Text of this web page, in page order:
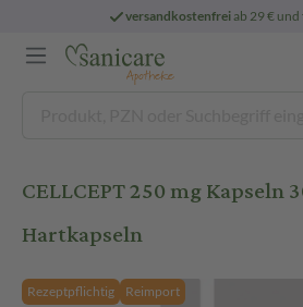
versandkostenfreiab 29 € und
CELLCEPT 250 mg Kapseln
Hartkapseln
Rezeptpflichtig Reimport